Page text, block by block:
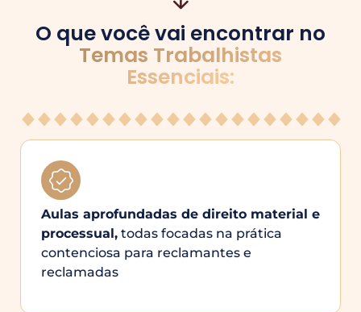
O que você vai encontrar no
Temas Trabalhistas
Essenciais:
Aulas aprofundadas de direito material e
processual, todas focadas na prática
contenciosa para reclamantes e
reclamadas